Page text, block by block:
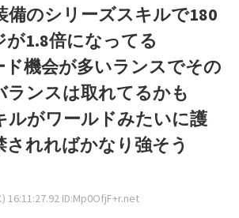
備のシリーズスキルで180
が1.8倍になってる
ド機会が多いランスでその
ランスは取れてるかも
ルがワールドみたいに護
されればかなり強そう
16:11:27.92 ID:Mp0OfjF+r.net